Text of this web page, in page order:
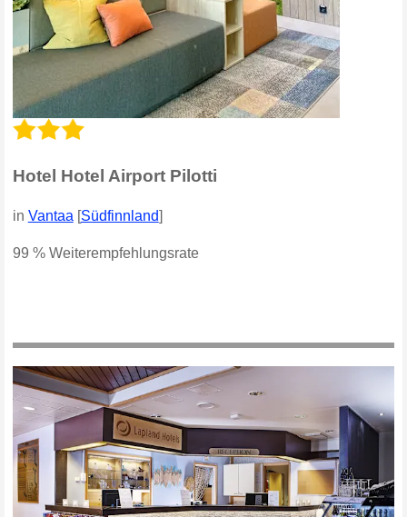
Hotel Hotel Airport Pilotti
in Vantaa [Südfinnland]
99 % Weiterempfehlungsrate